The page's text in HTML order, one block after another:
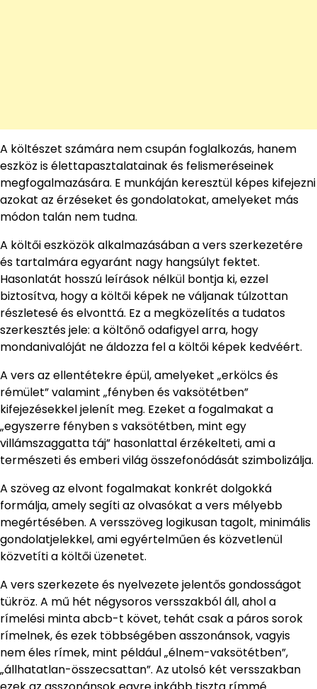
A költészet számára nem csupán foglalkozás, hanem
eszköz is élettapasztalatainak és felismeréseinek
megfogalmazására. E munkáján keresztül képes kifejezni
azokat az érzéseket és gondolatokat, amelyeket más
módon talán nem tudna.
A költői eszközök alkalmazásában a vers szerkezetére
és tartalmára egyaránt nagy hangsúlyt fektet.
Hasonlatát hosszú leírások nélkül bontja ki, ezzel
biztosítva, hogy a költői képek ne váljanak túlzottan
részletesé és elvonttá. Ez a megközelítés a tudatos
szerkesztés jele: a költőnő odafigyel arra, hogy
mondanivalóját ne áldozza fel a költői képek kedvéért.
A vers az ellentétekre épül, amelyeket „erkölcs és
rémület” valamint „fényben és vaksötétben”
kifejezésekkel jelenít meg. Ezeket a fogalmakat a
„egyszerre fényben s vaksötétben, mint egy
villámszaggatta táj” hasonlattal érzékelteti, ami a
természeti és emberi világ összefonódását szimbolizálja.
A szöveg az elvont fogalmakat konkrét dolgokká
formálja, amely segíti az olvasókat a vers mélyebb
megértésében. A versszöveg logikusan tagolt, minimális
gondolatjelekkel, ami egyértelműen és közvetlenül
közvetíti a költői üzenetet.
A vers szerkezete és nyelvezete jelentős gondosságot
tükröz. A mű hét négysoros versszakból áll, ahol a
rímelési minta abcb-t követ, tehát csak a páros sorok
rímelnek, és ezek többségében asszonánsok, vagyis
nem éles rímek, mint például „élnem-vaksötétben”,
„állhatatlan-összecsattan”. Az utolsó két versszakban